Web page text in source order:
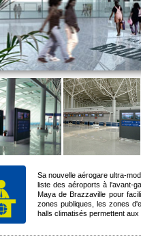
Sa nouvelle aérogare ultra-
liste des aéroports à l'avant-
Maya de Brazzaville pour
zones publiques, les zones
halls climatisés permettent